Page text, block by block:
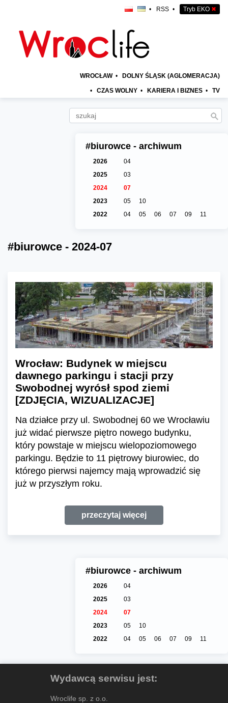
• RSS • Tryb EKO ✖
WROCŁAW • DOLNY ŚLĄSK (AGLOMERACJA)
• CZAS WOLNY • KARIERA I BIZNES • TV
#biurowce - archiwum
2026
04
2025
03
2024
07
2023
05
10
2022
04 05 06 07 09 11
#biurowce - 2024-07
Wrocław: Budynek w miejscu
dawnego parkingu i stacji przy
Swobodnej wyrósł spod ziemi
[ZDJĘCIA, WIZUALIZACJE]
Na działce przy ul. Swobodnej 60 we Wrocławiu
już widać pierwsze piętro nowego budynku,
który powstaje w miejscu wielopoziomowego
parkingu. Będzie to 11 piętrowy biurowiec, do
którego pierwsi najemcy mają wprowadzić się
już w przyszłym roku.
przeczytaj więcej
#biurowce - archiwum
2026
04
2025
03
2024
07
2023
05
10
2022
04 05 06 07 09 11
Wydawcą serwisu jest:
Wroclife sp. z o.o.